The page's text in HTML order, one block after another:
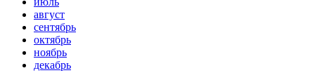
август
сентябрь
октябрь
ноябрь
декабрь